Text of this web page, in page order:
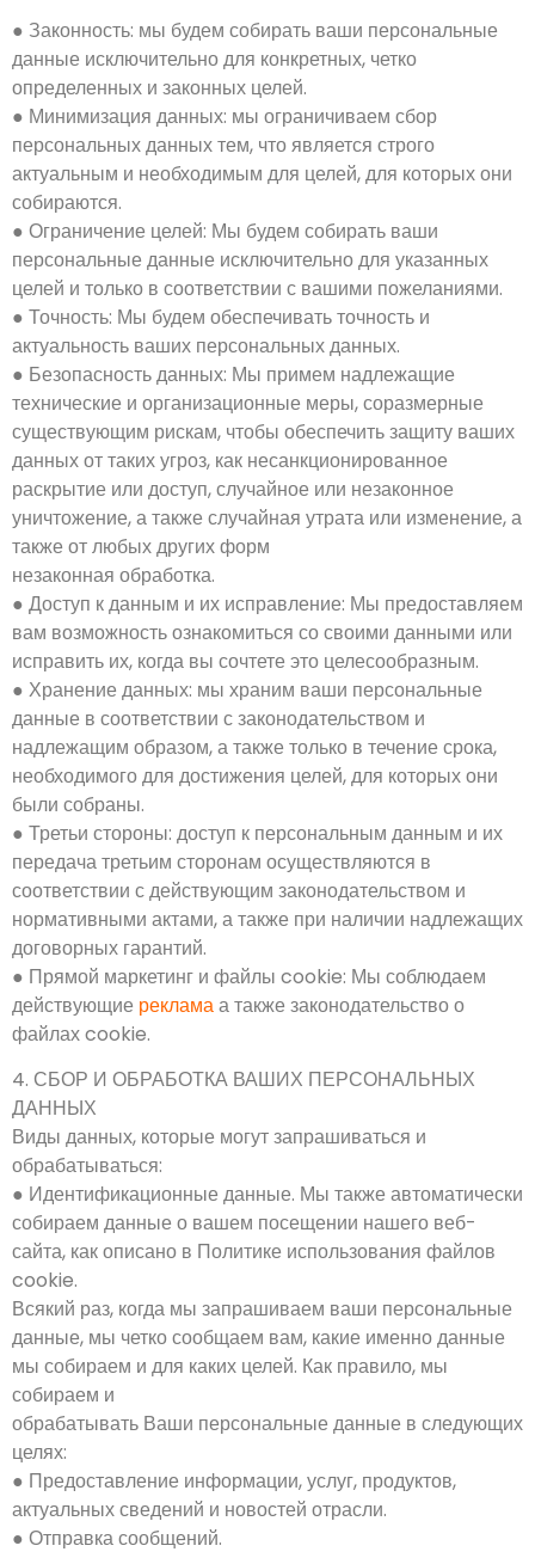
● Законность: мы будем собирать ваши персональные
данные исключительно для конкретных, четко
определенных и законных целей.
● Минимизация данных: мы ограничиваем сбор
персональных данных тем, что является строго
актуальным и необходимым для целей, для которых они
собираются.
● Ограничение целей: Мы будем собирать ваши
персональные данные исключительно для указанных
целей и только в соответствии с вашими пожеланиями.
● Точность: Мы будем обеспечивать точность и
актуальность ваших персональных данных.
● Безопасность данных: Мы примем надлежащие
технические и организационные меры, соразмерные
существующим рискам, чтобы обеспечить защиту ваших
данных от таких угроз, как несанкционированное
раскрытие или доступ, случайное или незаконное
уничтожение, а также случайная утрата или изменение, а
также от любых других форм
незаконная обработка.
● Доступ к данным и их исправление: Мы предоставляем
вам возможность ознакомиться со своими данными или
исправить их, когда вы сочтете это целесообразным.
● Хранение данных: мы храним ваши персональные
данные в соответствии с законодательством и
надлежащим образом, а также только в течение срока,
необходимого для достижения целей, для которых они
были собраны.
● Третьи стороны: доступ к персональным данным и их
передача третьим сторонам осуществляются в
соответствии с действующим законодательством и
нормативными актами, а также при наличии надлежащих
договорных гарантий.
● Прямой маркетинг и файлы cookie: Мы соблюдаем
действующие рекламаа также законодательство о
файлах cookie.
4. СБОР И ОБРАБОТКА ВАШИХ ПЕРСОНАЛЬНЫХ
ДАННЫХ
Виды данных, которые могут запрашиваться и
обрабатываться:
● Идентификационные данные. Мы также автоматически
собираем данные о вашем посещении нашего веб-
сайта, как описано в Политике использования файлов
cookie.
Всякий раз, когда мы запрашиваем ваши персональные
данные, мы четко сообщаем вам, какие именно данные
мы собираем и для каких целей. Как правило, мы
собираем и
обрабатывать Ваши персональные данные в следующих
целях:
● Предоставление информации, услуг, продуктов,
актуальных сведений и новостей отрасли.
● Отправка сообщений.